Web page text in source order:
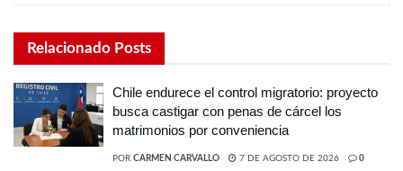
Relacionado Posts
Chile endurece el control migratorio: proyecto
busca castigar con penas de cárcel los
matrimonios por conveniencia
POR CARMEN CARVALLO 7 DE AGOSTO DE 2026 0